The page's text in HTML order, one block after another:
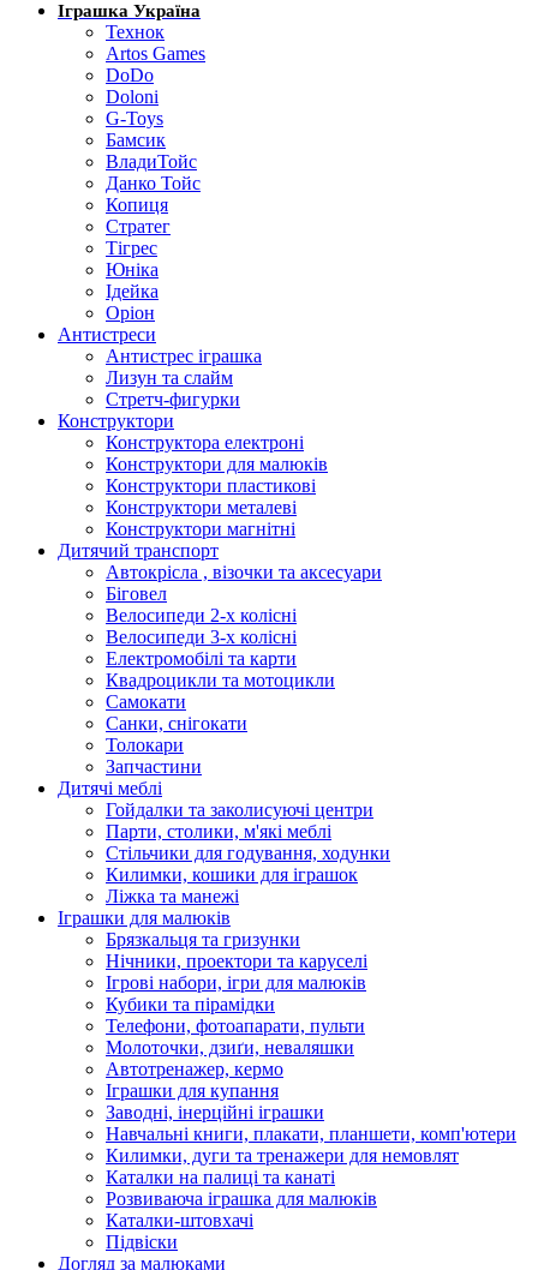
Іграшка Україна
Технок
Artos Games
DoDo
Doloni
G-Toys
Бамсик
ВладиТойс
Данко Тойс
Копиця
Стратег
Тігрес
Юніка
Ідейка
Оріон
Антистреси
Антистрес іграшка
Лизун та слайм
Стретч-фигурки
Конструктори
Конструктора електроні
Конструктори для малюків
Конструктори пластикові
Конструктори металеві
Конструктори магнітні
Дитячий транспорт
Автокрісла , візочки та аксесуари
Біговел
Велосипеди 2-х колісні
Велосипеди 3-х колісні
Електромобілі та карти
Квадроцикли та мотоцикли
Самокати
Санки, снігокати
Толокари
Запчастини
Дитячі меблі
Гойдалки та заколисуючі центри
Парти, столики, м'які меблі
Стільчики для годування, ходунки
Килимки, кошики для іграшок
Ліжка та манежі
Іграшки для малюків
Брязкальця та гризунки
Нічники, проектори та каруселі
Ігрові набори, ігри для малюків
Кубики та пірамідки
Телефони, фотоапарати, пульти
Молоточки, дзиґи, неваляшки
Автотренажер, кермо
Іграшки для купання
Заводні, інерційні іграшки
Навчальні книги, плакати, планшети, комп'ютери
Килимки, дуги та тренажери для немовлят
Каталки на палиці та канаті
Розвиваюча іграшка для малюків
Каталки-штовхачі
Підвіски
Догляд за малюками